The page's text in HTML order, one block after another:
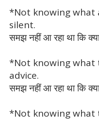
*Not knowing what
silent.
समझ नहीं आ रहा था कि
*Not knowing what
advice.
समझ नहीं आ रहा था कि
*Not knowing what